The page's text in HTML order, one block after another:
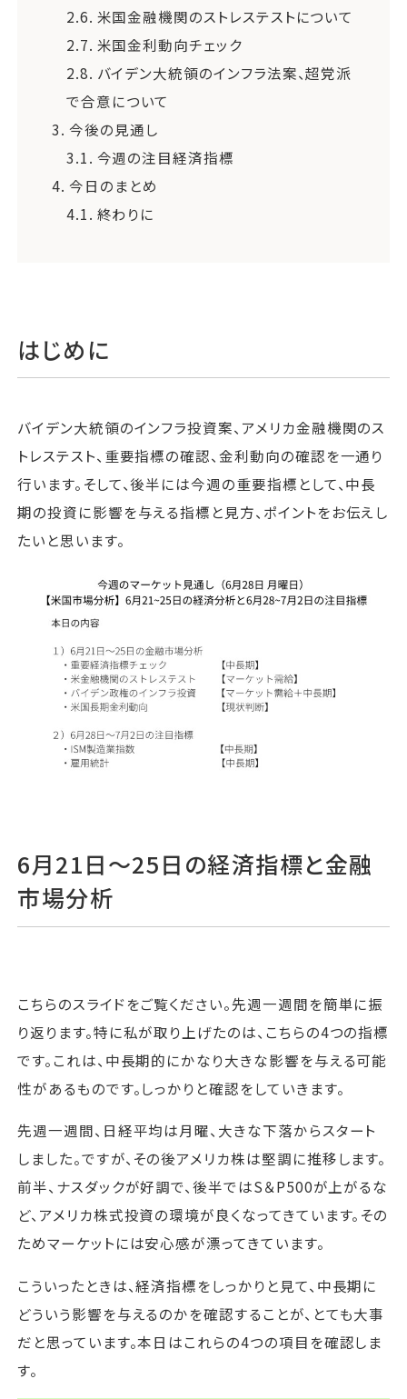
2.6. 米国金融機関のストレステストについて
2.7. 米国金利動向チェック
2.8. バイデン大統領のインフラ法案、超党派
で合意について
3. 今後の見通し
3.1. 今週の注目経済指標
4. 今日のまとめ
4.1. 終わりに
はじめに
バイデン大統領のインフラ投資案、アメリカ金融機関のス
トレステスト、重要指標の確認、金利動向の確認を一通り
行います。そして、後半には今週の重要指標として、中長
期の投資に影響を与える指標と見方、ポイントをお伝えし
たいと思います。
6月21日～25日の経済指標と金融
市場分析
こちらのスライドをご覧ください。先週一週間を簡単に振
り返ります。特に私が取り上げたのは、こちらの4つの指標
です。これは、中長期的にかなり大きな影響を与える可能
性があるものです。しっかりと確認をしていきます。
先週一週間、日経平均は月曜、大きな下落からスタート
しました。ですが、その後アメリカ株は堅調に推移します。
前半、ナスダックが好調で、後半ではS＆P500が上がるな
ど、アメリカ株式投資の環境が良くなってきています。その
ためマーケットには安心感が漂ってきています。
こういったときは、経済指標をしっかりと見て、中長期に
どういう影響を与えるのかを確認することが、とても大事
だと思っています。本日はこれらの4つの項目を確認しま
す。